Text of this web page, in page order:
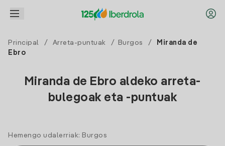
Principal / Arreta-puntuak / Burgos /
Miranda de
Ebro
Miranda de Ebro aldeko arreta-
bulegoak eta -puntuak
Hemengo udalerriak: Burgos